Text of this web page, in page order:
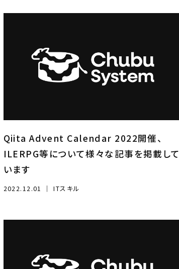
Qiita Advent Calendar 2022開催、
ILERPG等について様々な記事を掲載して
います
2022.12.01 ｜ITスキル